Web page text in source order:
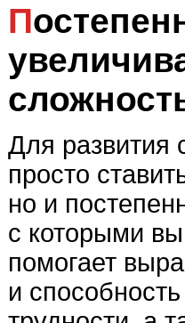
Постепенно
Для развития
просто
но и
с которыми
помогает
и